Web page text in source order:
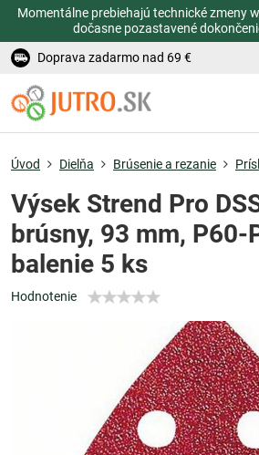
Momentálne prebiehajú technické zmeny
dočasne pozastavené
Doprava zadarmo nad 69 €
Úvod Dielňa Brúsenie a rezanie
Výsek Strend Pro
brúsny, 93 mm, P60-
balenie 5 ks
Hodnotenie